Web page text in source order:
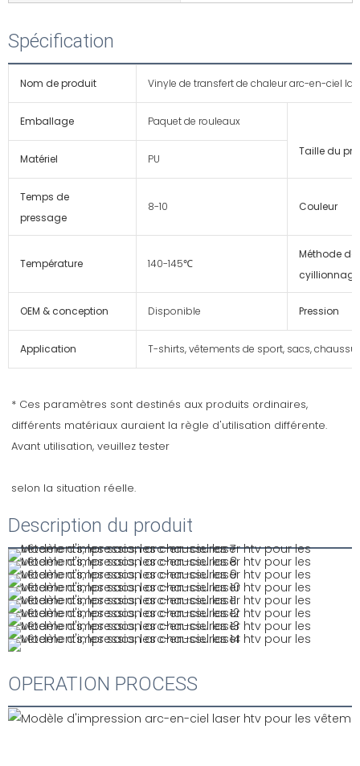
Spécification
Nom de produit Vinyle de transfert de chaleur arc-en-ciel
Emballage Paquet de rouleaux
Taille du
Matériel PU
Temps de
pressage
8-10 Couleur
Température 140-145℃
Méthode de
cyillionnage
OEM & conception Disponible Pression
Application T-shirts, vêtements de sport, sacs,
* Ces paramètres sont destinés aux produits ordinaires,
différents matériaux auraient la règle d'utilisation différente.
Description du produit
OPERATION PROCESS